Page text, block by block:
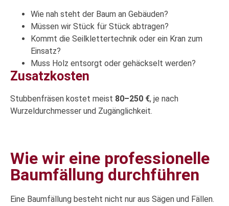
Wie nah steht der Baum an Gebäuden?
Müssen wir Stück für Stück abtragen?
Kommt die Seilklettertechnik oder ein Kran zum
Einsatz?
Muss Holz entsorgt oder gehäckselt werden?
Zusatzkosten
Stubbenfräsen kostet meist 80–250 €, je nach
Wurzeldurchmesser und Zugänglichkeit.
Wie wir eine professionelle
Baumfällung durchführen
Eine Baumfällung besteht nicht nur aus Sägen und Fällen.